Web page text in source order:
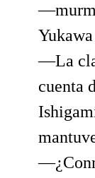
—La
cuenta